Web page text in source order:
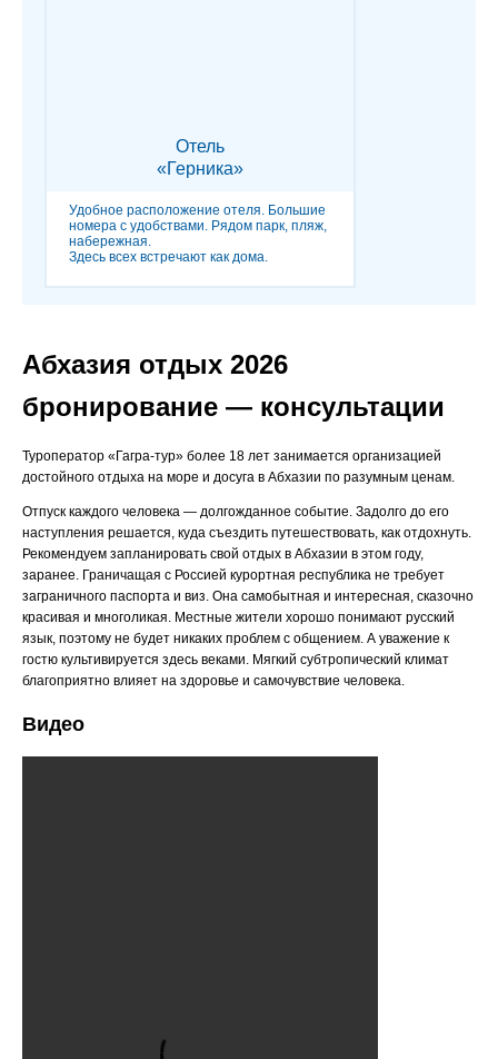
Отель
«Герника»
Удобное расположение отеля. Большие
номера с удобствами. Рядом парк, пляж,
набережная.
Здесь всех встречают как дома.
Абхазия отдых 2026
бронирование — консультации
Туроператор «Гагра-тур» более 18 лет занимается организацией
достойного отдыха на море и досуга в Абхазии по разумным ценам.
Отпуск каждого человека — долгожданное событие. Задолго до его
наступления решается, куда съездить путешествовать, как отдохнуть.
Рекомендуем запланировать свой отдых в Абхазии в этом году,
заранее. Граничащая с Россией курортная республика не требует
заграничного паспорта и виз. Она самобытная и интересная, сказочно
красивая и многоликая. Местные жители хорошо понимают русский
язык, поэтому не будет никаких проблем с общением. А уважение к
гостю культивируется здесь веками. Мягкий субтропический климат
благоприятно влияет на здоровье и самочувствие человека.
Видео